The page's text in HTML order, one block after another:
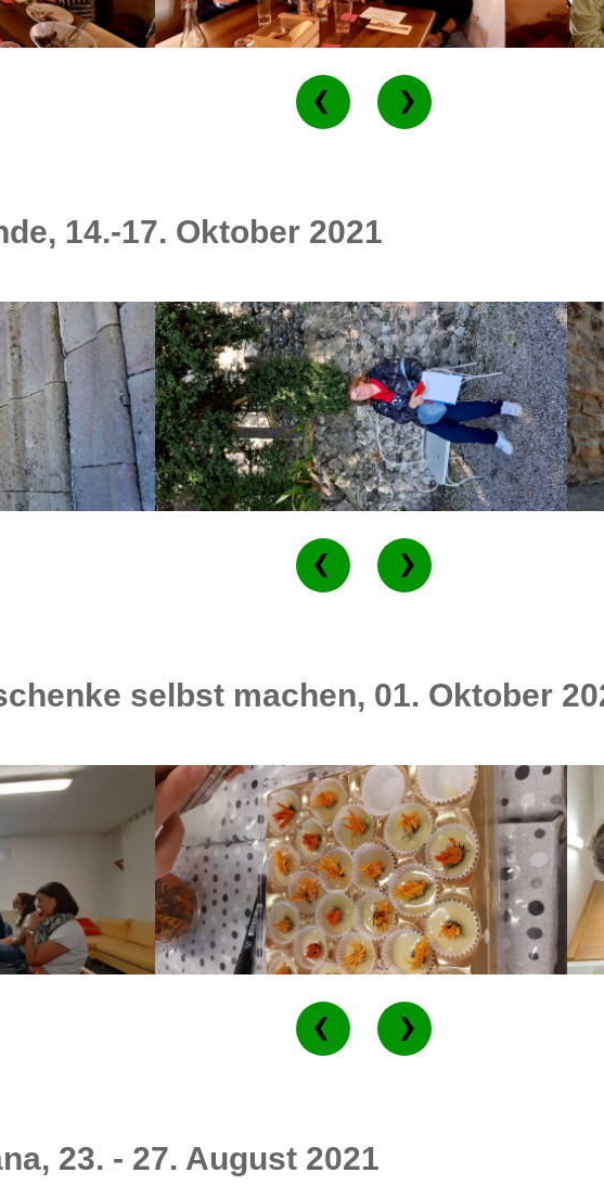
14.-17. Oktober 2021
selbst machen, 01. Oktober
23. - 27. August 2021